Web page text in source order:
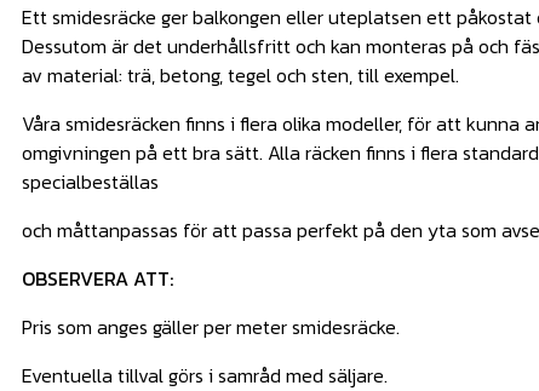
Ett smidesräcke ger balkongen eller uteplatsen ett påkostat
Dessutom är det underhållsfritt och kan monteras på och
av material: trä, betong, tegel och sten, till exempel.
Våra smidesräcken finns i flera olika modeller, för att kunna
omgivningen på ett bra sätt. Alla räcken finns i flera
specialbeställas
och måttanpassas för att passa perfekt på den yta som
OBSERVERA ATT:
Pris som anges gäller per meter smidesräcke.
Eventuella tillval görs i samråd med säljare.